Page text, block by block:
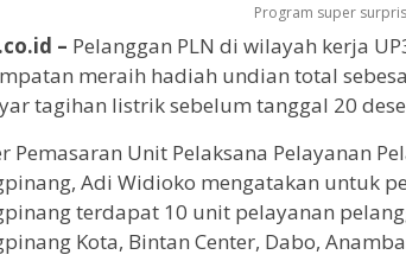
Program super
– Pelanggan PLN di wilayah kerja
meraih hadiah undian total
tagihan listrik sebelum tanggal 20
Pemasaran Unit Pelaksana Pelayanan
Adi Widioko mengatakan untuk
terdapat 10 unit pelayanan
Kota, Bintan Center, Dabo,